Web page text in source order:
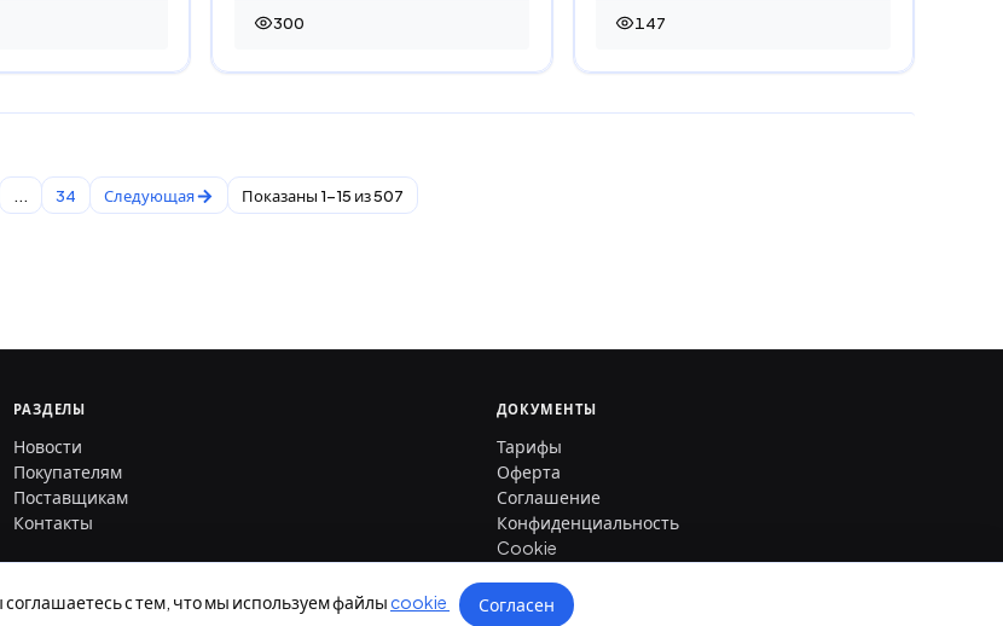
300
300 просмотров
147
147 просмотров
... 34 Следующая Показаны 1-15 из 507
РАЗДЕЛЫ
Новости
Покупателям
Поставщикам
Контакты
ДОКУМЕНТЫ
Тарифы
Оферта
Соглашение
Конфиденциальность
Cookie
соглашаетесь с тем, что мы используем файлы cookie Согласен